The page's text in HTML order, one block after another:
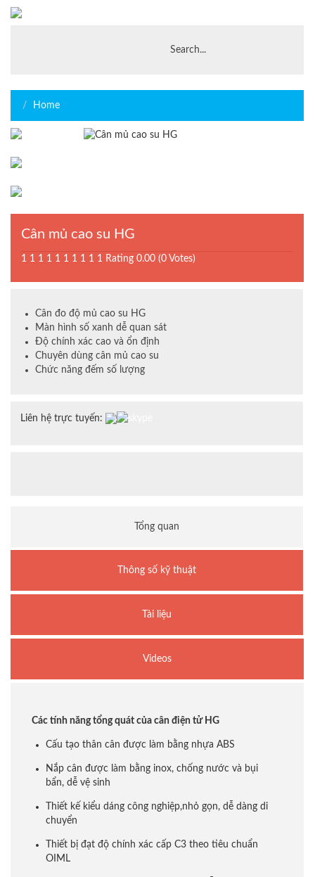
Home
Cân mủ cao su HG
1 1 1 1 1 1 1 1 1 1 Rating 0.00 (0 Votes)
Cân đo độ mủ cao su HG
Màn hình số xanh dễ quan sát
Độ chính xác cao và ổn định
Chuyên dùng cân mủ cao su
Chức năng đếm số lượng
Liên hệ trực tuyến:
Tổng quan
Thông số kỹ thuật
Tài liệu
Videos
Các tính năng tổng quát của cân điện tử HG
Cấu tạo thân cân được làm bằng nhựa ABS
Nắp cân được làm bằng inox, chống nước và bụi
bẩn, dễ vệ sinh
Thiết kế kiểu dáng công nghiệp,nhỏ gọn, dễ dàng di
chuyển
Thiết bị đạt độ chính xác cấp C3 theo tiêu chuẩn
OIML